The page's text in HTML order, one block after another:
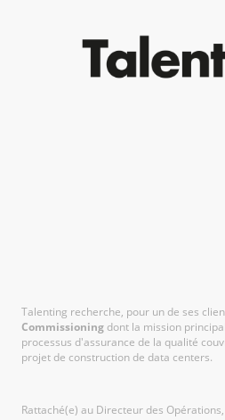
Talenting recherche, pour un de ses
Commissioning dont la mission
processus d'assurance de la qualité
projet de construction de data centers.
Rattaché(e) au Directeur des